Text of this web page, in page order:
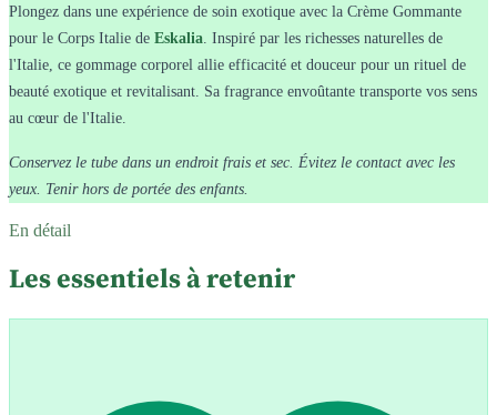
Plongez dans une expérience de soin exotique avec la Crème Gommante
pour le Corps Italie de Eskalia . Inspiré par les richesses naturelles de
l'Italie, ce gommage corporel allie efficacité et douceur pour un rituel de
beauté exotique et revitalisant. Sa fragrance envoûtante transporte vos sens
au cœur de l'Italie.
Conservez le tube dans un endroit frais et sec. Évitez le contact avec les
yeux. Tenir hors de portée des enfants.
En détail
Les essentiels à retenir